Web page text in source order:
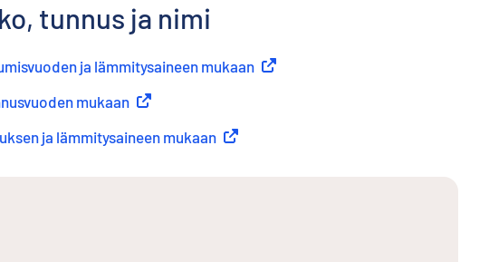
tunnus ja nimi
ja lämmitysaineen mukaan Ulkoinen linkki
mukaan Ulkoinen linkki
ja lämmitysaineen mukaan Ulkoinen linkki